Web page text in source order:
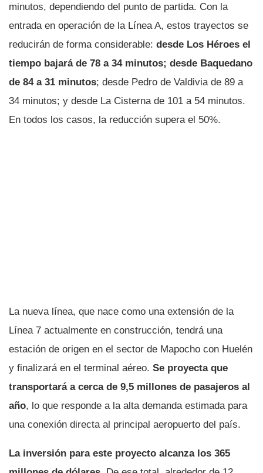
minutos, dependiendo del punto de partida. Con la
entrada en operación de la Línea A, estos trayectos se
reducirán de forma considerable: desde Los Héroes el
tiempo bajará de 78 a 34 minutos; desde Baquedano
de 84 a 31 minutos; desde Pedro de Valdivia de 89 a
34 minutos; y desde La Cisterna de 101 a 54 minutos.
En todos los casos, la reducción supera el 50%.
La nueva línea, que nace como una extensión de la
Línea 7 actualmente en construcción, tendrá una
estación de origen en el sector de Mapocho con Huelén
y finalizará en el terminal aéreo. Se proyecta que
transportará a cerca de 9,5 millones de pasajeros al
año, lo que responde a la alta demanda estimada para
una conexión directa al principal aeropuerto del país.
La inversión para este proyecto alcanza los 365